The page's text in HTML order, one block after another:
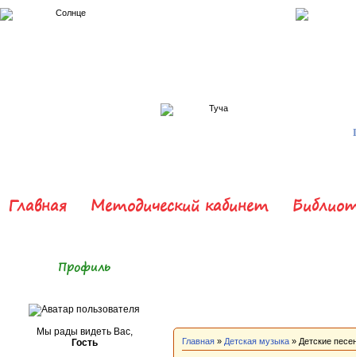
Главная Методический кабинет
Профиль
Мы рады видеть Вас,
Гость
Главная » Детская музыка » Детские